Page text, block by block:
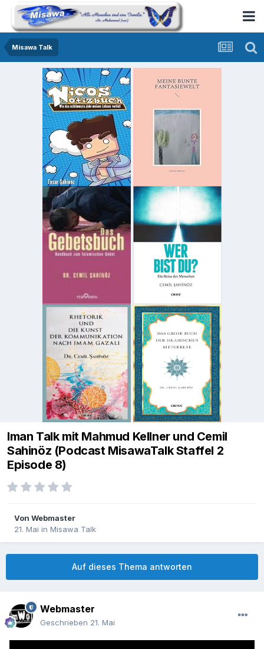
Misawa Talk
Iman Talk mit Mahmud Kellner und Cemil
Sahinöz (Podcast MisawaTalk Staffel 2
Episode 8)
Von Webmaster
21. Mai in Misawa Talk
Auf dieses Thema antworten
Webmaster
Geschrieben 21. Mai